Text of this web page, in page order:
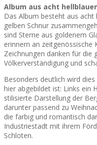
Album aus acht
Das Album besteht aus
gelben Schnur
sind Sterne aus goldenem
erinnern an zeitgenössische
Zeichnungen danken für die
Völkerverständigung und
Besonders deutlich wird
hier abgebildet ist: Links ein
stilisierte Darstellung der
darunter passend zu
die farbig und romantisch
Industriestadt mit ihrem
Schloten.